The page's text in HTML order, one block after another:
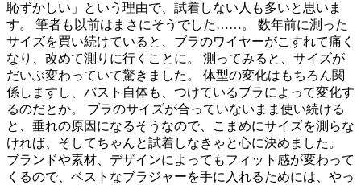
恥ずかしい」という理由で、試着しない人も多いと思いま
す。 筆者も以前はまさにそうでした……。 数年前に測った
サイズを買い続けていると、ブラのワイヤーがこすれて痛く
なり、改めて測りに行くことに。 測ってみると、サイズが
だいぶ変わっていて驚きました。 体型の変化はもちろん関
係しますし、バスト自体も、つけているブラによって変化す
るのだとか。 ブラのサイズが合っていないまま使い続ける
と、垂れの原因になるそうなので、こまめにサイズを測らな
ければ、そしてちゃんと試着しなきゃと心に決めました。
ブランドや素材、デザインによってもフィット感が変わって
くるので、ベストなブラジャーを手に入れるためには、やっ